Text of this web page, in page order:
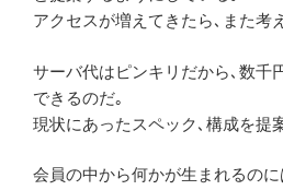
アクセスが増えてきたら､また考
サーバ代はピンキリだから､数千
できるのだ｡
現状にあったスペック､構成を提
会員の中から何かが生まれるのに